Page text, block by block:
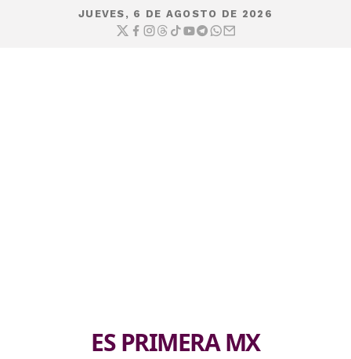
JUEVES, 6 DE AGOSTO DE 2026
ES PRIMERA MX